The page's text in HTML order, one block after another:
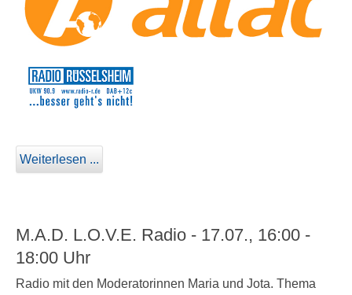
Weiterlesen ...
M.A.D. L.O.V.E. Radio - 17.07., 16:00 -
18:00 Uhr
Radio mit den Moderatorinnen Maria und Jota. Thema